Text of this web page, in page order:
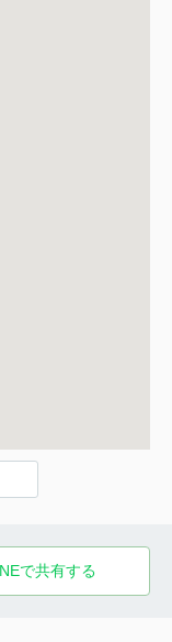
で共有する